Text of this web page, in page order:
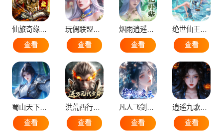
仙旅奇缘（经典传奇三职业）
查看
查看
烟雨逍遥（5折30倍返利版）
查看
查看
蜀山天下（0.1折免费版）
查看
洪荒西行录（0.1折万元真充高爆版）
查看
凡人飞剑（0.1折仙女管家甜蜜助阵）
查看
逍遥九歌行（0.1折10亿钻石开局）
查看